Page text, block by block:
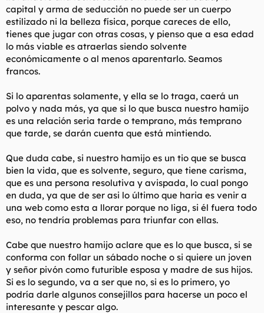
capital y arma de seducción no puede ser un cuerpo
estilizado ni la belleza física, porque careces de ello,
tienes que jugar con otras cosas, y pienso que a esa edad
lo más viable es atraerlas siendo solvente
económicamente o al menos aparentarlo. Seamos
francos.
Si lo aparentas solamente, y ella se lo traga, caerá un
polvo y nada más, ya que si lo que busca nuestro hamijo
es una relación seria tarde o temprano, más temprano
que tarde, se darán cuenta que está mintiendo.
Que duda cabe, si nuestro hamijo es un tio que se busca
bien la vida, que es solvente, seguro, que tiene carisma,
que es una persona resolutiva y avispada, lo cual pongo
en duda, ya que de ser asi lo último que haria es venir a
una web como esta a llorar porque no liga, si él fuera todo
eso, no tendría problemas para triunfar con ellas.
Cabe que nuestro hamijo aclare que es lo que busca, si se
conforma con follar un sábado noche o si quiere un joven
y señor pivón como futurible esposa y madre de sus hijos.
Si es lo segundo, va a ser que no, si es lo primero, yo
podría darle algunos consejillos para hacerse un poco el
interesante y pescar algo.